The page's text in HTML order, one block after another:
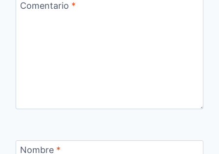
Comentario *
Nombre *